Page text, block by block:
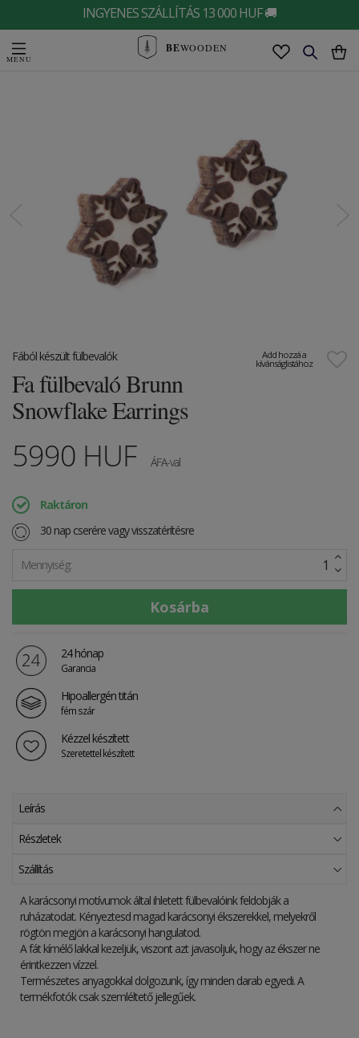
INGYENES SZÁLLÍTÁS 13 000 HUF 🚚
BEWOODEN
Add hozzá a
kívánságlistához
Fából készült fülbevalók
Fa fülbevaló Brunn
Snowflake Earrings
5990 HUF ÁFA-val
Raktáron
30 nap cserére vagy visszatérítésre
Mennyiség:
24 hónap
Garancia
Hipoallergén titán
fém szár
Kézzel készített
Szeretettel készített
Leírás
Részletek
Szállítás
A karácsonyi motívumok által ihletett fülbevalóink feldobják a
ruházatodat. Kényeztesd magad karácsonyi ékszerekkel, melyekről
rögtön megjön a karácsonyi hangulatod.
A fát kímélő lakkal kezeljük, viszont azt javasoljuk, hogy az ékszer ne
érintkezzen vízzel.
Természetes anyagokkal dolgozunk, így minden darab egyedi. A
termékfotók csak szemléltető jellegűek.